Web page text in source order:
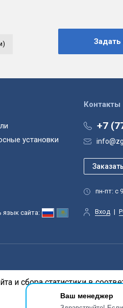
Ваш менеджер
Контакты
+7
пн-пт: с
Вход |
язык сайта:
установки
и сбора статистики в